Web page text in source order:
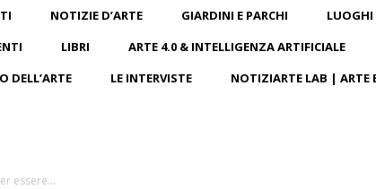
NOTIZIE D’ARTE GIARDINI E PARCHI
LUOGHI
LIBRI
ARTE 4.0 & INTELLIGENZA ARTIFICIALE
DELL’ARTE
LE INTERVISTE NOTIZIARTE LAB | ARTE
essere...